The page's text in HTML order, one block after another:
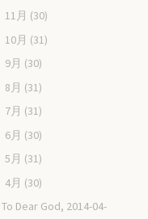
11月 (30)
10月 (31)
9月 (30)
8月 (31)
7月 (31)
6月 (30)
5月 (31)
4月 (30)
To Dear God, 2014-04-